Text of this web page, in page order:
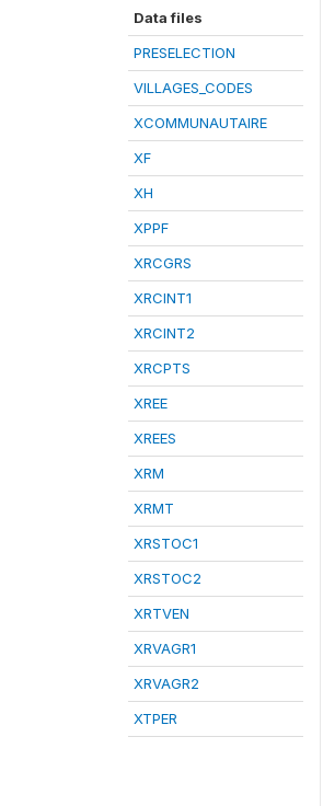
Data files
PRESELECTION
VILLAGES_CODES
XCOMMUNAUTAIRE
XF
XH
XPPF
XRCGRS
XRCINT1
XRCINT2
XRCPTS
XREE
XREES
XRM
XRMT
XRSTOC1
XRSTOC2
XRTVEN
XRVAGR1
XRVAGR2
XTPER